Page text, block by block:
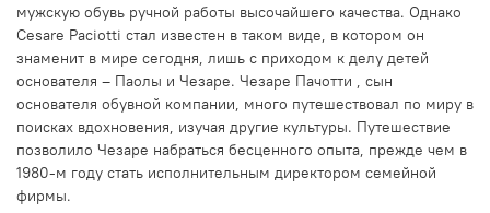
мужскую обувь ручной работы высочайшего качества. Однако
Cesare Paciotti стал известен в таком виде, в котором он
знаменит в мире сегодня, лишь с приходом к делу детей
основателя – Паолы и Чезаре. Чезаре Пачотти , сын
основателя обувной компании, много путешествовал по миру в
поисках вдохновения, изучая другие культуры. Путешествие
позволило Чезаре набраться бесценного опыта, прежде чем в
1980-м году стать исполнительным директором семейной
фирмы.